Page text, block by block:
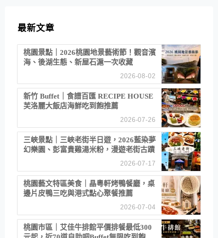
最新文章
桃園景點｜2026桃園地景藝術節！觀音濱
海、後湖生態、新屋石滬一次收藏
2026-08-02
新竹 Buffet｜食譜百匯 RECIPE HOUSE
芙洛麗大飯店海鮮吃到飽推薦
2026-07-26
三峽景點｜三峽老街半日遊，2026藍染夢
幻樂園、彭富貴雞湯米粉，漫遊老街古蹟
2026-07-17
桃園藝文特區美食｜晶粵軒烤鴨餐廳，桌
邊片皮鴨三吃與港式點心聚餐推薦
2026-07-04
桃園市區｜艾佳牛排館平價排餐最低300